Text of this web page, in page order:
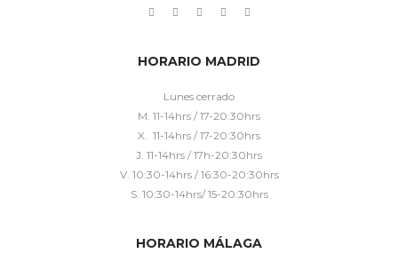
HORARIO MADRID
Lunes cerrado
M. 11-14hrs / 17-20:30hrs
X. 11-14hrs / 17-20:30hrs
J. 11-14hrs / 17h-20:30hrs
V. 10:30-14hrs / 16:30-20:30hrs
S. 10:30-14hrs/ 15-20:30hrs
HORARIO MÁLAGA